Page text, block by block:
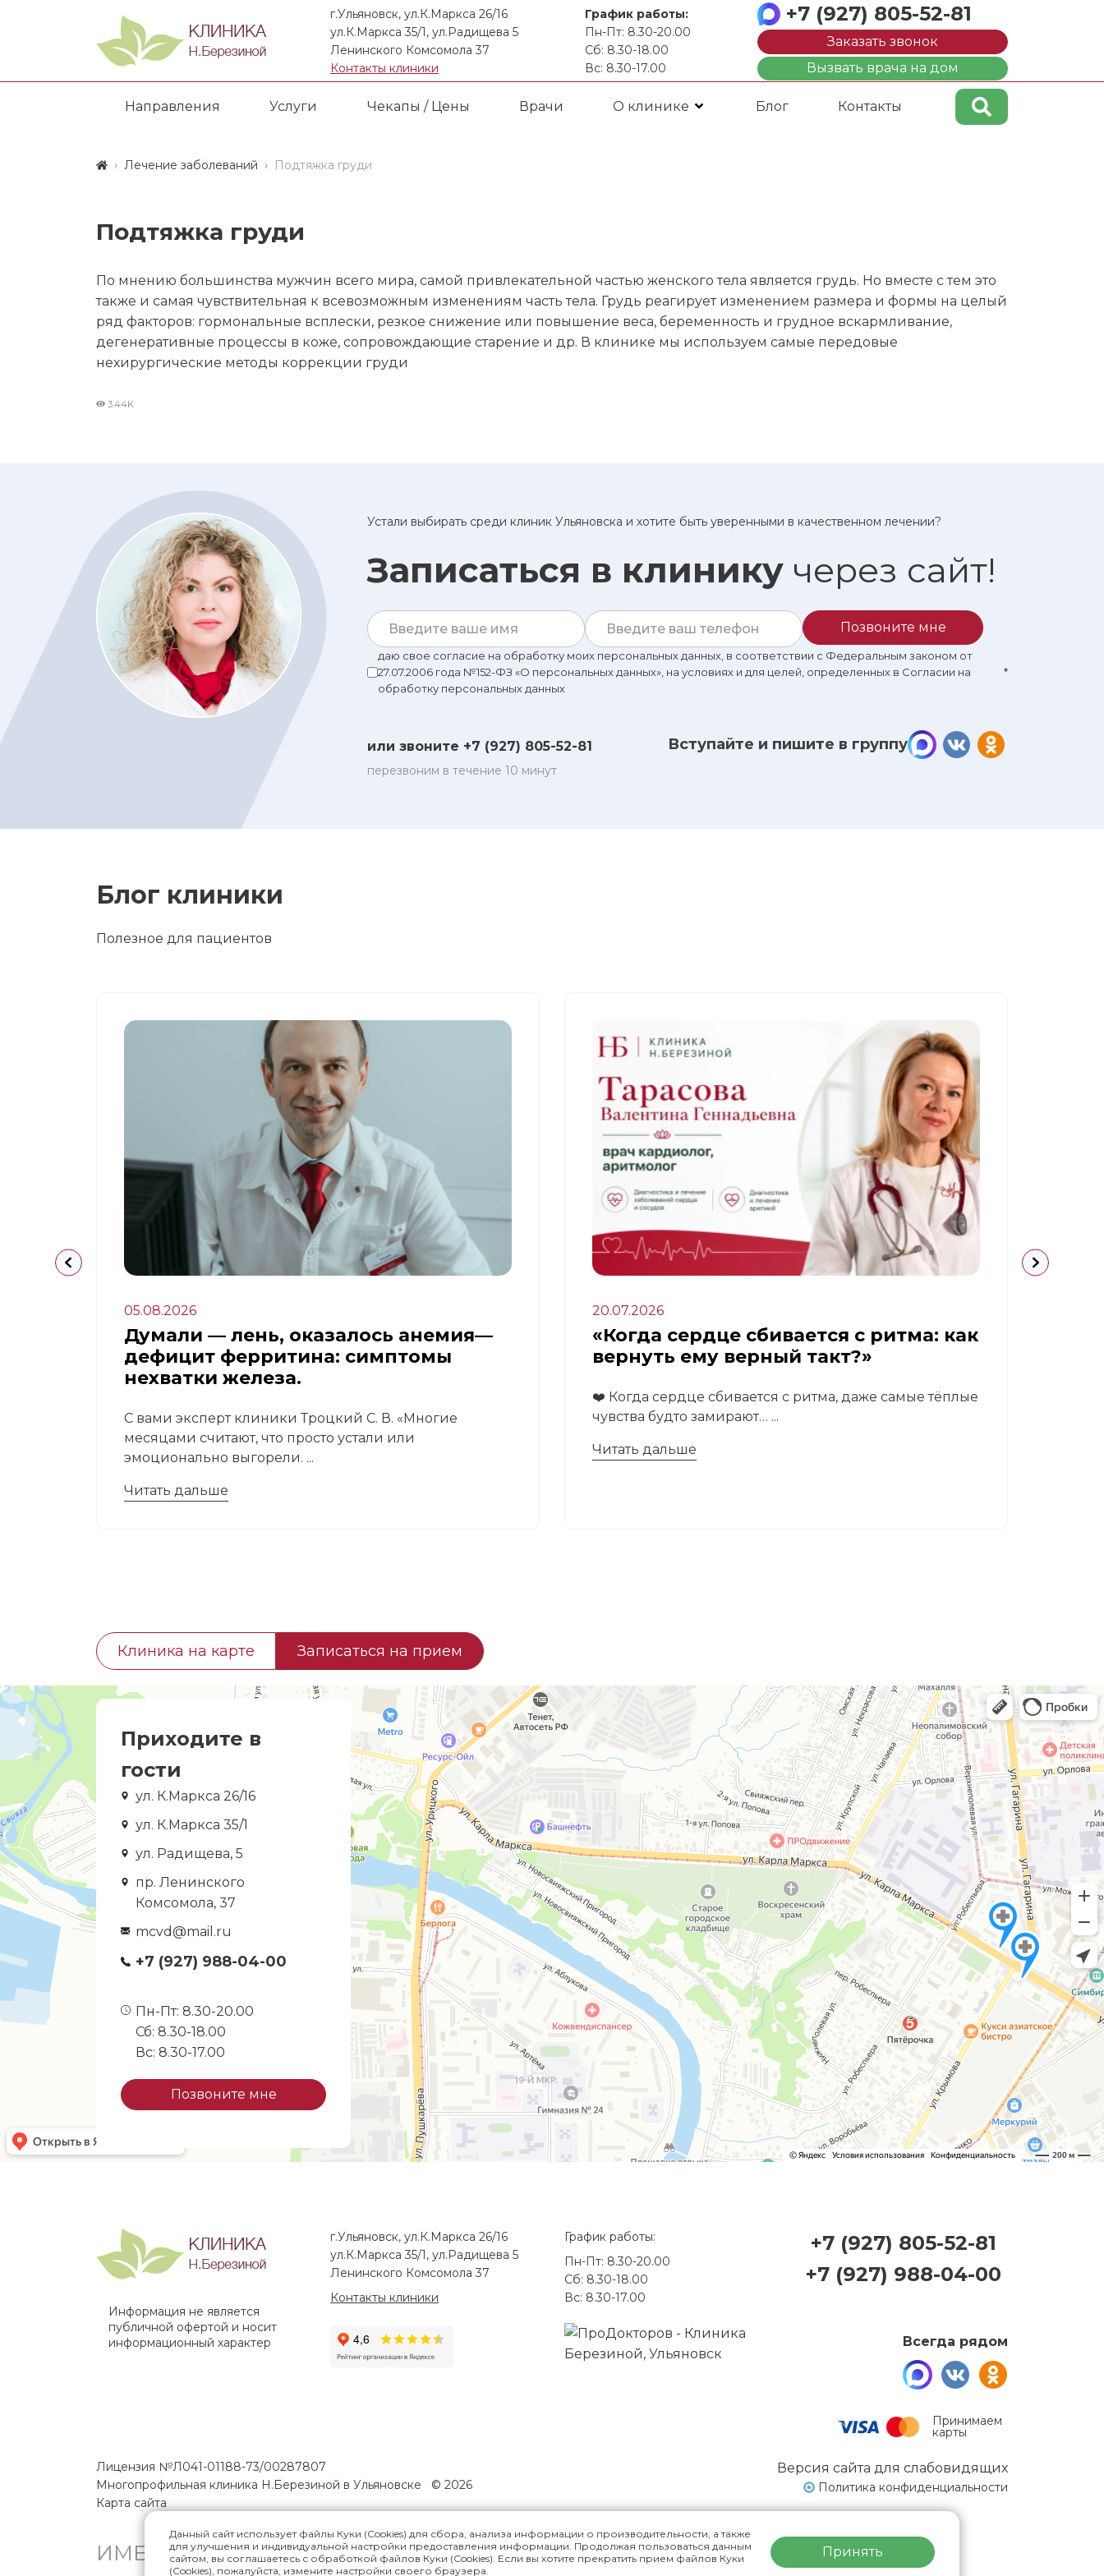
г.Ульяновск, ул.К.Маркса 26/16
ул.К.Маркса 35/1, ул.Радищева 5
Ленинского Комсомола 37
Контакты клиники
График работы:
Пн-Пт: 8.30-20.00
Сб: 8.30-18.00
Вс: 8.30-17.00
+7 (927) 805-52-81
Заказать звонок
Вызвать врача на дом
Направления Услуги Чекапы / Цены Врачи О клинике Блог Контакты
Лечение заболеваний Подтяжка груди
Подтяжка груди
По мнению большинства мужчин всего мира, самой привлекательной частью женского тела является грудь. Но вместе с тем это
также и самая чувствительная к всевозможным изменениям часть тела. Грудь реагирует изменением размера и формы на целый
ряд факторов: гормональные всплески, резкое снижение или повышение веса, беременность и грудное вскармливание,
дегенеративные процессы в коже, сопровождающие старение и др. В клинике мы используем самые передовые
нехирургические методы коррекции груди
3.44K
Устали выбирать среди клиник Ульяновска и хотите быть уверенными в качественном лечении?
Записаться в клинику через сайт!
даю свое согласие на обработку моих персональных данных, в соответствии с Федеральным законом от
27.07.2006 года №152-ФЗ «О персональных данных», на условиях и для целей, определенных в Согласии на
обработку персональных данных
*
Позвоните мне
или звоните +7 (927) 805-52-81
перезвоним в течение 10 минут
Вступайте и пишите в группу
Блог клиники
Полезное для пациентов
05.08.2026
Думали — лень, оказалось анемия—
дефицит ферритина: симптомы
нехватки железа.
С вами эксперт клиники Троцкий С. В. «Многие
месяцами считают, что просто устали или
эмоционально выгорели. ...
Читать дальше
20.07.2026
«Когда сердце сбивается с ритма: как
вернуть ему верный такт?»
❤️ Когда сердце сбивается с ритма, даже самые тёплые
чувства будто замирают… ...
Читать дальше
Клиника на карте Записаться на прием
Приходите в
гости
ул. К.Маркса 26/16
ул. К.Маркса 35/1
ул. Радищева, 5
пр. Ленинского
Комсомола, 37
mcvd@mail.ru
+7 (927) 988-04-00
Пн-Пт: 8.30-20.00
Сб: 8.30-18.00
Вс: 8.30-17.00
Позвоните мне
Информация не является
публичной офертой и носит
информационный характер
г.Ульяновск, ул.К.Маркса 26/16
ул.К.Маркса 35/1, ул.Радищева 5
Ленинского Комсомола 37
Контакты клиники
График работы:
Пн-Пт: 8.30-20.00
Сб: 8.30-18.00
Вс: 8.30-17.00
+7 (927) 805-52-81
+7 (927) 988-04-00
Всегда рядом
Принимаем
карты
Лицензия №Л041-01188-73/00287807
Многопрофильная клиника Н.Березиной в Ульяновске
© 2026
Карта сайта
Версия сайта для слабовидящих
Политика конфиденциальности
ИМЕЮТСЯ ПРОТИВОПОКАЗАНИЯ, НЕОБХОДИМА КОНСУЛЬТАЦИЯ
Данный сайт использует файлы Куки (Cookies) для сбора, анализа информации о производительности, а также
для улучшения и индивидуальной настройки предоставления информации. Продолжая пользоваться данным
сайтом, вы соглашаетесь с обработкой файлов Куки (Cookies). Если вы хотите прекратить прием файлов Куки
(Cookies), пожалуйста, измените настройки своего браузера.
Принять